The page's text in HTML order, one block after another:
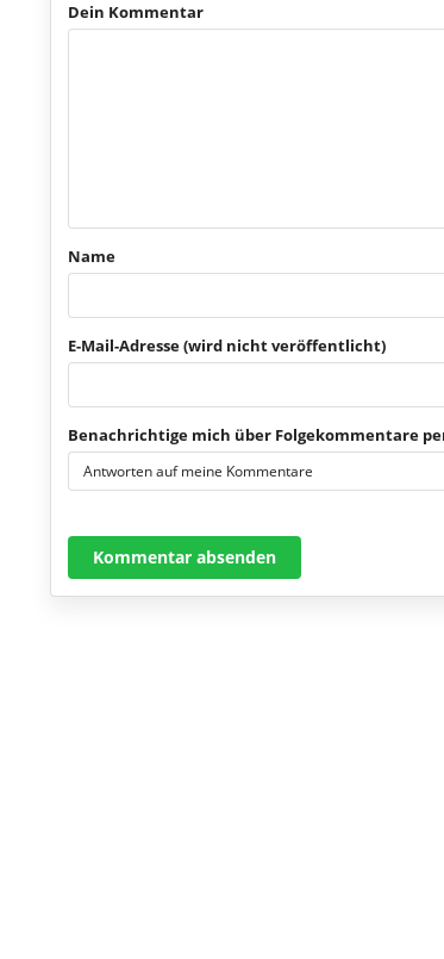
Dein Kommentar
Name
E-Mail-Adresse (wird nicht veröffentlicht)
Benachrichtige mich über Folgekommentare
Antworten auf meine Kommentare
Kommentar absenden